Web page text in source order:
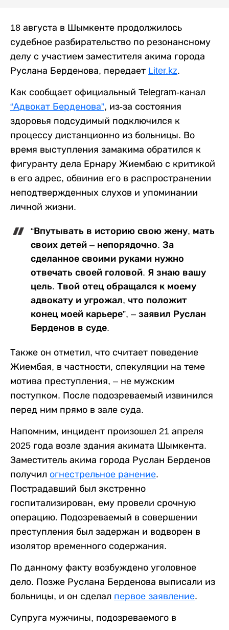
18 августа в Шымкенте продолжилось
судебное разбирательство по резонансному
делу с участием заместителя акима города
Руслана Берденова, передает Liter.kz.
Как сообщает официальный Telegram-канал
“Адвокат Берденова”, из-за состояния
здоровья подсудимый подключился к
процессу дистанционно из больницы. Во
время выступления замакима обратился к
фигуранту дела Ернару Жиембаю с критикой
в его адрес, обвинив его в распространении
неподтвержденных слухов и упоминании
личной жизни.
“Впутывать в историю свою жену, мать
своих детей – непорядочно. За
сделанное своими руками нужно
отвечать своей головой. Я знаю вашу
цель. Твой отец обращался к моему
адвокату и угрожал, что положит
конец моей карьере”, – заявил Руслан
Берденов в суде.
Также он отметил, что считает поведение
Жиембая, в частности, спекуляции на теме
мотива преступления, – не мужским
поступком. После подозреваемый извинился
перед ним прямо в зале суда.
Напомним, инцидент произошел 21 апреля
2025 года возле здания акимата Шымкента.
Заместитель акима города Руслан Берденов
получил огнестрельное ранение.
Пострадавший был экстренно
госпитализирован, ему провели срочную
операцию. Подозреваемый в совершении
преступления был задержан и водворен в
изолятор временного содержания.
По данному факту возбуждено уголовное
дело. Позже Руслана Берденова выписали из
больницы, и он сделал первое заявление.
Супруга мужчины, подозреваемого в